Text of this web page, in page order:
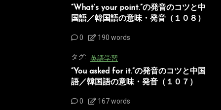
“What’s your point.”の発音のコツと中
国語／韓国語の意味・発音（１０８）
0 190 words
タグ: 英語学習
“You asked for it.”の発音のコツと中国
語／韓国語の意味・発音（１０７）
0 167 words